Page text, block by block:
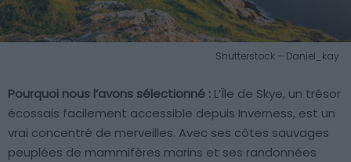
Shutterstock – Daniel_kay
Pourquoi nous l’avons sélectionné : L’Île de Skye, un trésor
écossais facilement accessible depuis Inverness, est un
vrai concentré de merveilles. Avec ses côtes sauvages
peuplées de mammifères marins et ses randonnées